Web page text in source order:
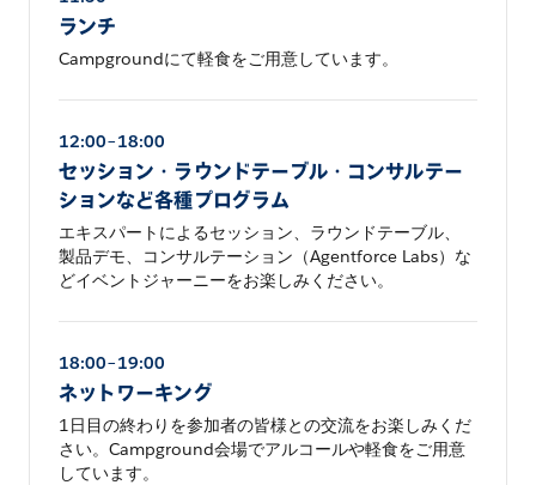
ランチ
Campgroundにて軽食をご用意しています。
12:00–18:00
セッション・ラウンドテーブル・コンサルテー
ションなど各種プログラム
エキスパートによるセッション、ラウンドテーブル、
製品デモ、コンサルテーション（Agentforce Labs）な
どイベントジャーニーをお楽しみください。
18:00–19:00
ネットワーキング
1日目の終わりを参加者の皆様との交流をお楽しみくだ
さい。Campground会場でアルコールや軽食をご用意
しています。